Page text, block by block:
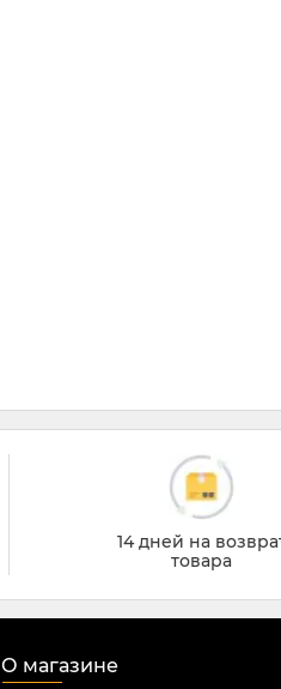
14 дней на
товара
О магазине